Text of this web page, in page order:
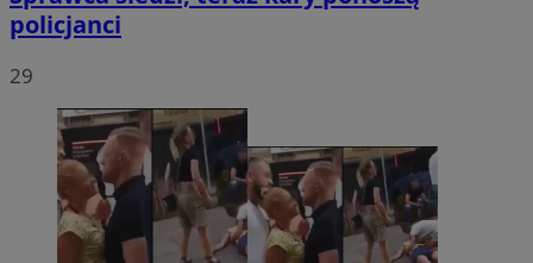
policjanci
29